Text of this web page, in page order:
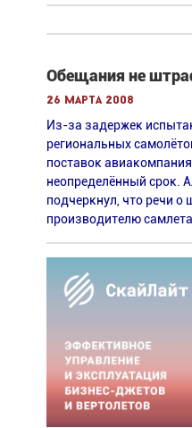
Обещания не
26 марта 2008
Из-за задержек
региональных
поставок
неопределённый срок.
подчеркнул, что речи
производителю